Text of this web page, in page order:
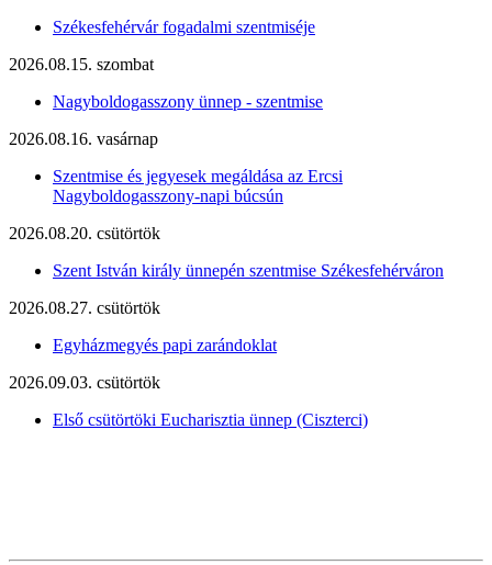
Székesfehérvár fogadalmi szentmiséje
2026.08.15. szombat
Nagyboldogasszony ünnep - szentmise
2026.08.16. vasárnap
Szentmise és jegyesek megáldása az Ercsi
Nagyboldogasszony-napi búcsún
2026.08.20. csütörtök
Szent István király ünnepén szentmise Székesfehérváron
2026.08.27. csütörtök
Egyházmegyés papi zarándoklat
2026.09.03. csütörtök
Első csütörtöki Eucharisztia ünnep (Ciszterci)